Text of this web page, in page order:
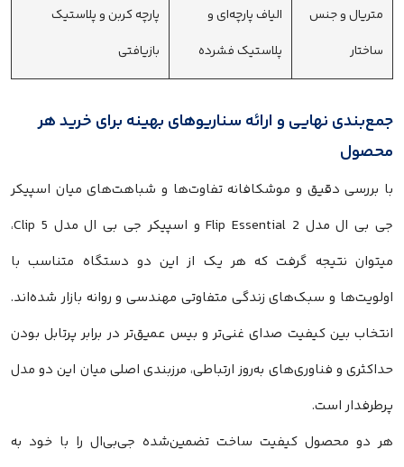
متریال و جنس
ساختار
الیاف پارچه‌ای و
پلاستیک فشرده
پارچه کربن و پلاستیک
بازیافتی
جمع‌بندی نهایی و ارائه سناریوهای بهینه برای خرید هر
محصول
با بررسی دقیق و موشکافانه تفاوت‌ها و شباهت‌های میان اسپیکر
جی بی ال مدل Flip Essential 2 و اسپیکر جی بی ال مدل Clip 5،
میتوان نتیجه گرفت که هر یک از این دو دستگاه متناسب با
اولویت‌ها و سبک‌های زندگی متفاوتی مهندسی و روانه بازار شده‌اند.
انتخاب بین کیفیت صدای غنی‌تر و بیس عمیق‌تر در برابر پرتابل بودن
حداکثری و فناوری‌های به‌روز ارتباطی، مرزبندی اصلی میان این دو مدل
پرطرفدار است.
هر دو محصول کیفیت ساخت تضمین‌شده جی‌بی‌ال را با خود به